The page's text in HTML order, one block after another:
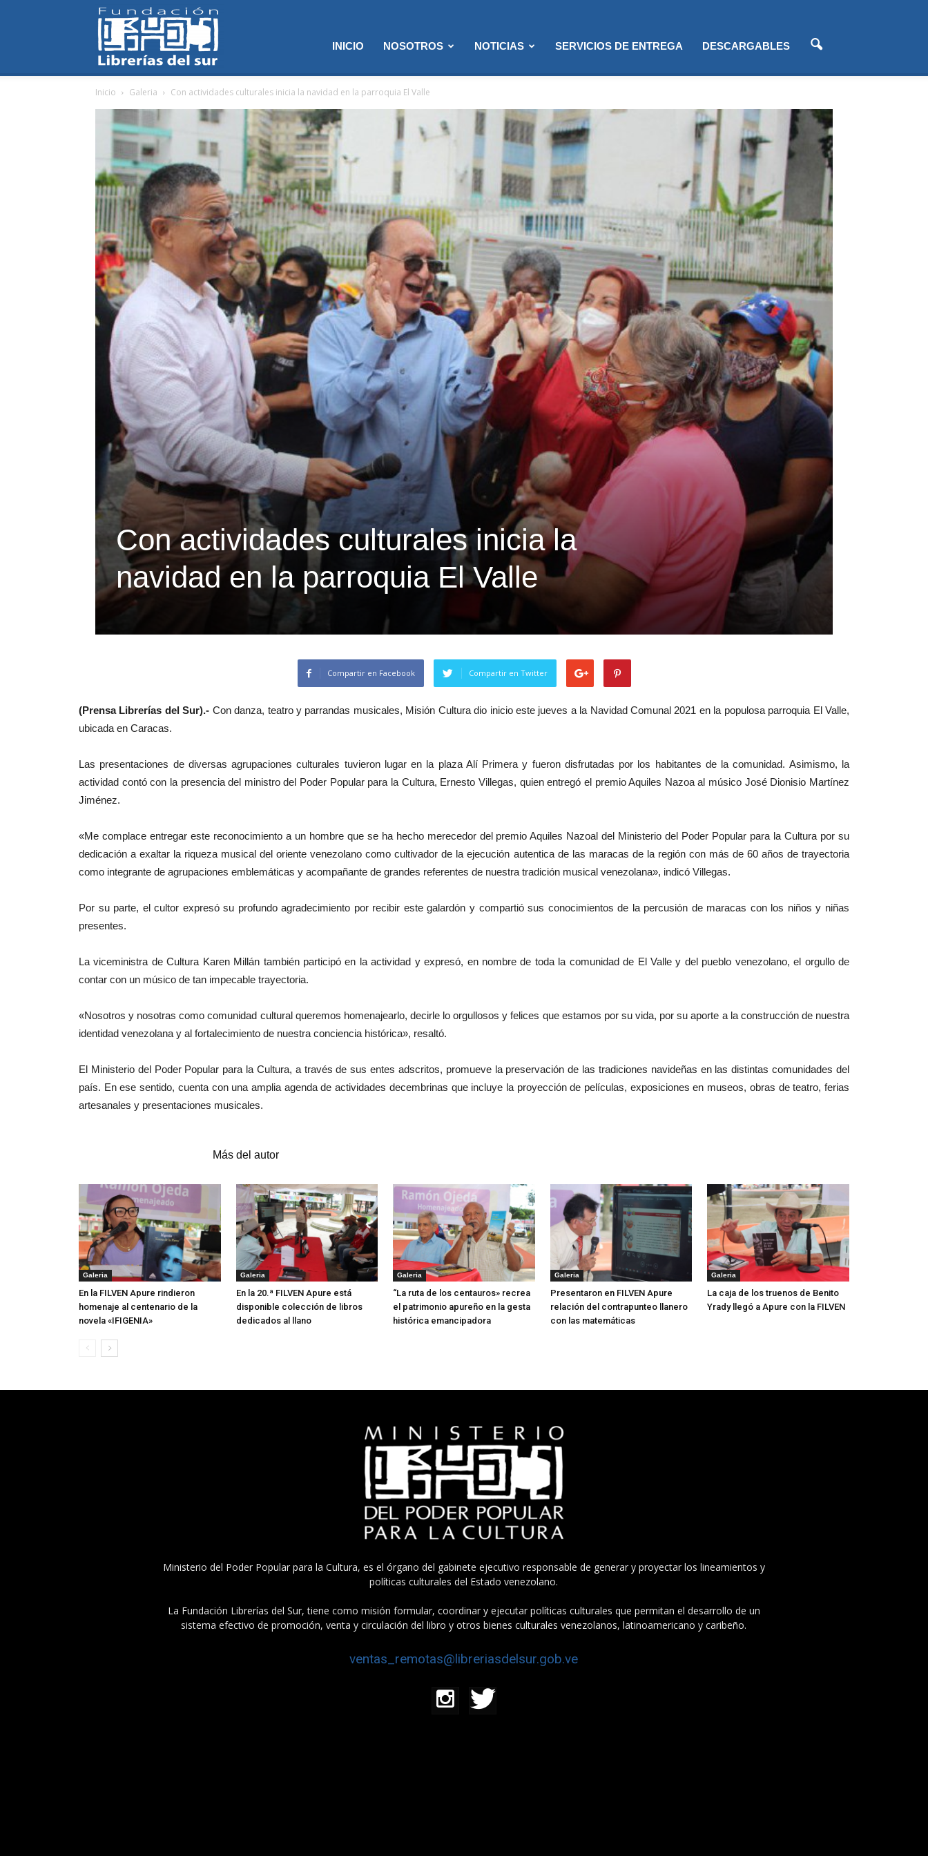
Librerías
Sur
INICIO NOSOTROS NOTICIAS SERVICIOS DE ENTREGA DESCARGABLES
Inicio Galeria Con actividades culturales inicia la navidad en la parroquia El Valle
Con actividades culturales inicia la
navidad en la parroquia El Valle
Compartir en Facebook Compartir en Twitter
(Prensa Librerías del Sur).- Con danza, teatro y parrandas musicales, Misión Cultura dio inicio este jueves a la Navidad Comunal 2021 en la populosa parroquia El Valle,
ubicada en Caracas.
Las presentaciones de diversas agrupaciones culturales tuvieron lugar en la plaza Alí Primera y fueron disfrutadas por los habitantes de la comunidad. Asimismo, la
actividad contó con la presencia del ministro del Poder Popular para la Cultura, Ernesto Villegas, quien entregó el premio Aquiles Nazoa al músico José Dionisio Martínez
Jiménez.
«Me complace entregar este reconocimiento a un hombre que se ha hecho merecedor del premio Aquiles Nazoal del Ministerio del Poder Popular para la Cultura por su
dedicación a exaltar la riqueza musical del oriente venezolano como cultivador de la ejecución autentica de las maracas de la región con más de 60 años de trayectoria
como integrante de agrupaciones emblemáticas y acompañante de grandes referentes de nuestra tradición musical venezolana», indicó Villegas.
Por su parte, el cultor expresó su profundo agradecimiento por recibir este galardón y compartió sus conocimientos de la percusión de maracas con los niños y niñas
presentes.
La viceministra de Cultura Karen Millán también participó en la actividad y expresó, en nombre de toda la comunidad de El Valle y del pueblo venezolano, el orgullo de
contar con un músico de tan impecable trayectoria.
«Nosotros y nosotras como comunidad cultural queremos homenajearlo, decirle lo orgullosos y felices que estamos por su vida, por su aporte a la construcción de nuestra
identidad venezolana y al fortalecimiento de nuestra conciencia histórica», resaltó.
El Ministerio del Poder Popular para la Cultura, a través de sus entes adscritos, promueve la preservación de las tradiciones navideñas en las distintas comunidades del
país. En ese sentido, cuenta con una amplia agenda de actividades decembrinas que incluye la proyección de películas, exposiciones en museos, obras de teatro, ferias
artesanales y presentaciones musicales.
Más del autor
Galeria
En la FILVEN Apure rindieron
homenaje al centenario de la
novela «IFIGENIA»
Galeria
En la 20.ª FILVEN Apure está
disponible colección de libros
dedicados al llano
Galeria
“La ruta de los centauros» recrea
el patrimonio apureño en la gesta
histórica emancipadora
Galeria
Presentaron en FILVEN Apure
relación del contrapunteo llanero
con las matemáticas
Galeria
La caja de los truenos de Benito
Yrady llegó a Apure con la FILVEN
Ministerio del Poder Popular para la Cultura, es el órgano del gabinete ejecutivo responsable de generar y proyectar los lineamientos y
políticas culturales del Estado venezolano.
La Fundación Librerías del Sur, tiene como misión formular, coordinar y ejecutar políticas culturales que permitan el desarrollo de un
sistema efectivo de promoción, venta y circulación del libro y otros bienes culturales venezolanos, latinoamericano y caribeño.
ventas_remotas@libreriasdelsur.gob.ve